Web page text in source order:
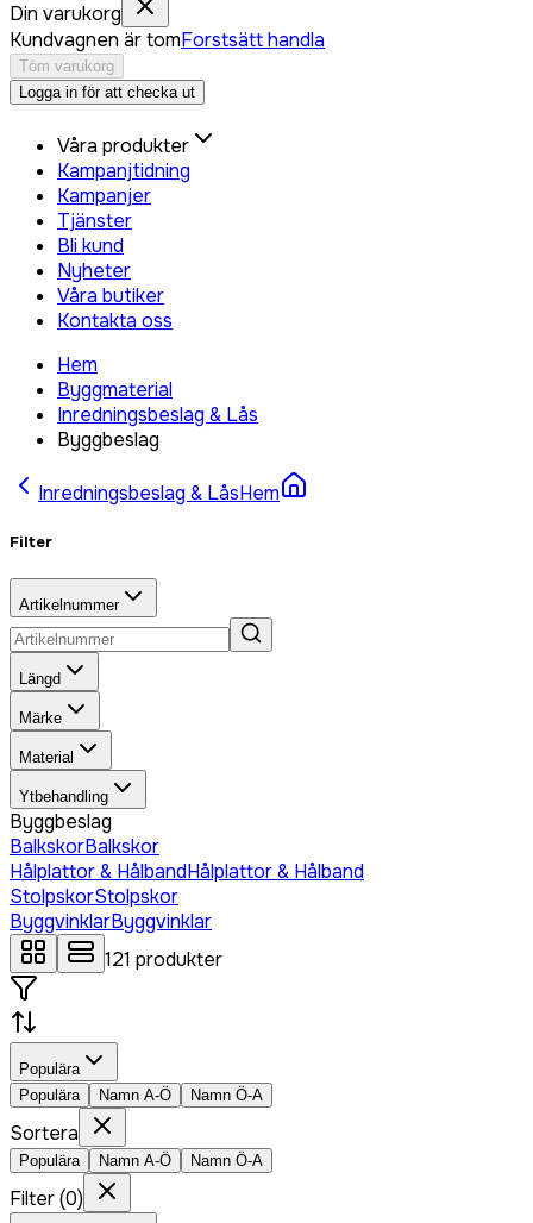
Din varukorg
Kundvagnen är tomForstsätt handla
Töm varukorg
Logga in för att checka ut
Våra produkter
Kampanjtidning
Kampanjer
Tjänster
Bli kund
Nyheter
Våra butiker
Kontakta oss
Hem
Byggmaterial
Inredningsbeslag & Lås
Byggbeslag
Inredningsbeslag & LåsHem
Filter
Artikelnummer
Längd
Märke
Material
Ytbehandling
Byggbeslag
BalkskorBalkskor
Hålplattor & HålbandHålplattor & Hålband
StolpskorStolpskor
ByggvinklarByggvinklar
121 produkter
Populära
Populära
Namn A-Ö Namn Ö-A
Sortera
Populära Namn A-Ö Namn Ö-A
Filter(0)